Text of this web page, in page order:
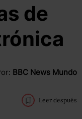
de
BBC News Mundo
Leer después